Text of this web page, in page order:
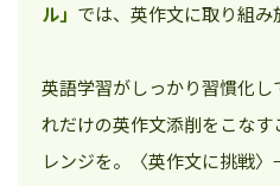
ル」 では、英作文に取り組み
英語学習がしっかり習慣化
れだけの英作文添削をこな
レンジを。〈英作文に挑戦